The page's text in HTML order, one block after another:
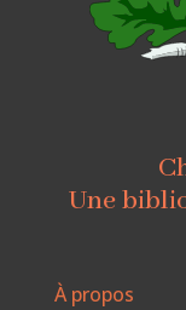
Une
À propos